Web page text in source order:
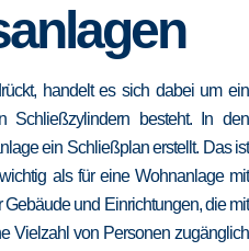
handelt es sich dabei um ein
Schließzylindern besteht. In den
ein Schließplan erstellt. Das ist
als für eine Wohnanlage mit
und Einrichtungen, die mit
Vielzahl von Personen zugänglich